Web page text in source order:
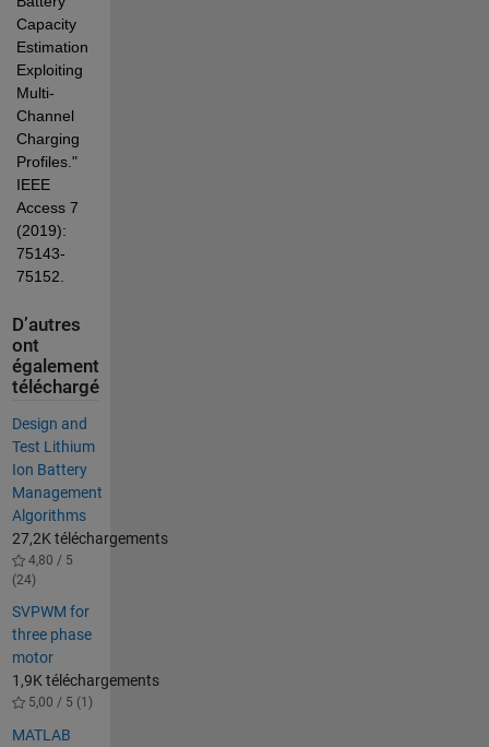
Capacity
Estimation
Exploiting
Multi-
Channel
Charging
Profiles."
IEEE
Access 7
(2019):
75143-
75152.
D’autres
ont
également
téléchargé
Design and
Test Lithium
Ion Battery
Management
Algorithms
27,2K téléchargements
4,80 / 5
(24)
SVPWM for
three phase
motor
1,9K téléchargements
5,00 / 5 (1)
MATLAB